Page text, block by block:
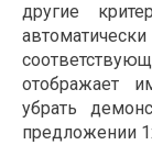
другие
отображает
убрать
предложении